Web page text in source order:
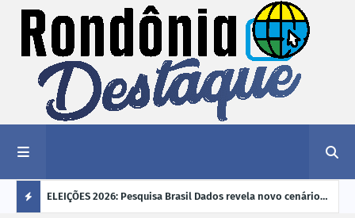
a mais ELEIÇÕES 2026: Pesquisa Brasil Dados revela novo cenário